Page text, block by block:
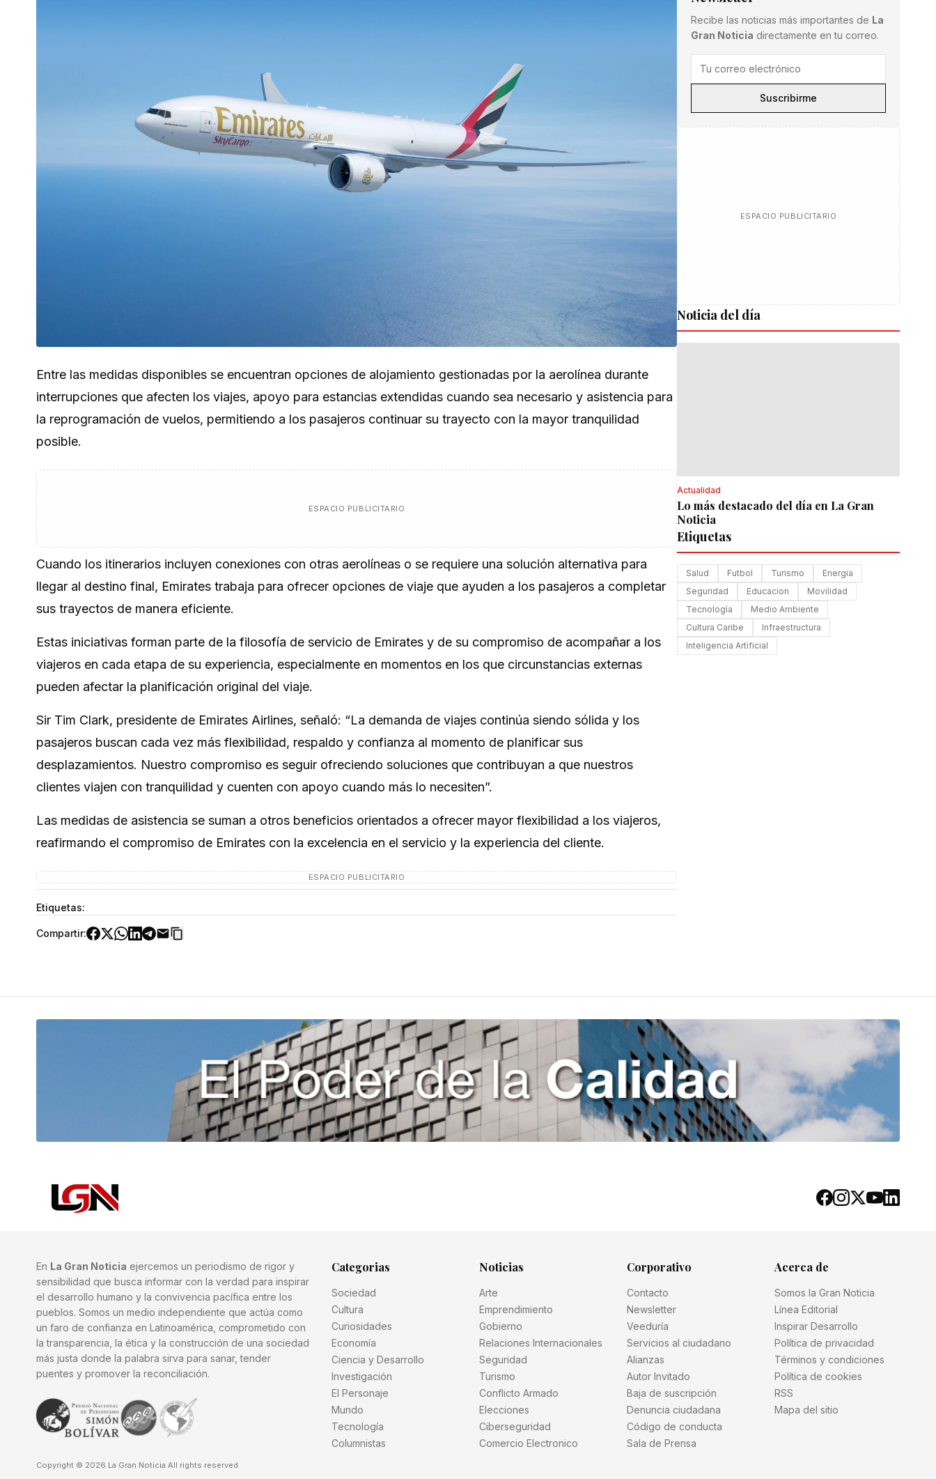
Entre las medidas disponibles se encuentran opciones de alojamiento gestionadas por la aerolínea durante
interrupciones que afecten los viajes, apoyo para estancias extendidas cuando sea necesario y asistencia para
la reprogramación de vuelos, permitiendo a los pasajeros continuar su trayecto con la mayor tranquilidad
posible.
ESPACIO PUBLICITARIO
Cuando los itinerarios incluyen conexiones con otras aerolíneas o se requiere una solución alternativa para
llegar al destino final, Emirates trabaja para ofrecer opciones de viaje que ayuden a los pasajeros a completar
sus trayectos de manera eficiente.
Estas iniciativas forman parte de la filosofía de servicio de Emirates y de su compromiso de acompañar a los
viajeros en cada etapa de su experiencia, especialmente en momentos en los que circunstancias externas
pueden afectar la planificación original del viaje.
Sir Tim Clark, presidente de Emirates Airlines, señaló: “La demanda de viajes continúa siendo sólida y los
pasajeros buscan cada vez más flexibilidad, respaldo y confianza al momento de planificar sus
desplazamientos. Nuestro compromiso es seguir ofreciendo soluciones que contribuyan a que nuestros
clientes viajen con tranquilidad y cuenten con apoyo cuando más lo necesiten”.
Las medidas de asistencia se suman a otros beneficios orientados a ofrecer mayor flexibilidad a los viajeros,
reafirmando el compromiso de Emirates con la excelencia en el servicio y la experiencia del cliente.
ESPACIO PUBLICITARIO
Etiquetas:
Compartir:
Recibe las noticias más importantes de La
Gran Noticia directamente en tu correo.
Suscribirme
ESPACIO PUBLICITARIO
Noticia del día
Actualidad
Lo más destacado del día en La Gran
Noticia
Etiquetas
Salud Futbol Turismo
Energia
Seguridad
Educacion
Movilidad
Tecnología
Medio Ambiente
Cultura Caribe
Infraestructura
Inteligencia Artificial
En La Gran Noticia ejercemos un periodismo de rigor y
sensibilidad que busca informar con la verdad para inspirar
el desarrollo humano y la convivencia pacífica entre los
pueblos. Somos un medio independiente que actúa como
un faro de confianza en Latinoamérica, comprometido con
la transparencia, la ética y la construcción de una sociedad
más justa donde la palabra sirva para sanar, tender
puentes y promover la reconciliación.
Copyright © 2026 La Gran Noticia All rights reserved
Categorias
Sociedad
Cultura
Curiosidades
Economía
Ciencia y Desarrollo
Investigación
El Personaje
Mundo
Tecnología
Columnistas
Noticias
Arte
Emprendimiento
Gobierno
Relaciones Internacionales
Seguridad
Turismo
Conflicto Armado
Elecciones
Ciberseguridad
Comercio Electronico
Corporativo
Contacto
Newsletter
Veeduría
Servicios al ciudadano
Alianzas
Autor Invitado
Baja de suscripción
Denuncia ciudadana
Código de conducta
Sala de Prensa
Acerca de
Somos la Gran Noticia
Línea Editorial
Inspirar Desarrollo
Política de privacidad
Términos y condiciones
Política de cookies
RSS
Mapa del sitio